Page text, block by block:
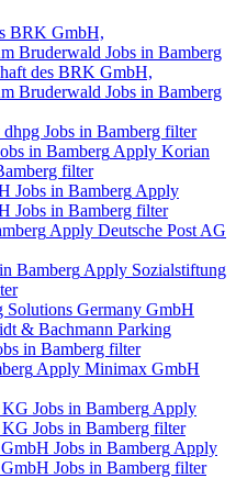
BRK GmbH,
Bruderwald Jobs in Bamberg
des BRK GmbH,
Bruderwald Jobs in Bamberg
Jobs in Bamberg filter
in Bamberg Apply Korian
filter
Jobs in Bamberg Apply
Jobs in Bamberg filter
Apply Deutsche Post AG
Bamberg Apply Sozialstiftung
Solutions Germany GmbH
& Bachmann Parking
in Bamberg filter
Apply Minimax GmbH
Jobs in Bamberg Apply
Jobs in Bamberg filter
Jobs in Bamberg Apply
Jobs in Bamberg filter